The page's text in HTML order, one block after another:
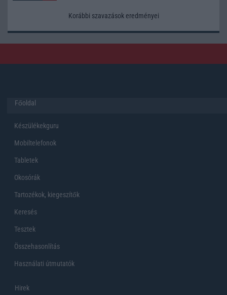
Korábbi szavazások eredményei
Főoldal
Készülékekguru
Mobiltelefonok
Tabletek
Okosórák
Tartozékok, kiegeszítők
Keresés
Tesztek
Összehasonlítás
Használati útmutatók
Hirek